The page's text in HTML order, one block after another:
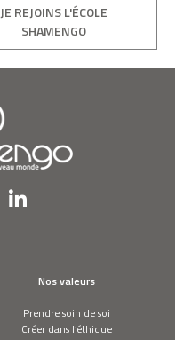
JE REJOINS L'ÉCOLE
SHAMENGO
Nos valeurs
Prendre soin de soi
Créer dans l’éthique